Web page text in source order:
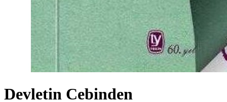
Devletin Cebinden